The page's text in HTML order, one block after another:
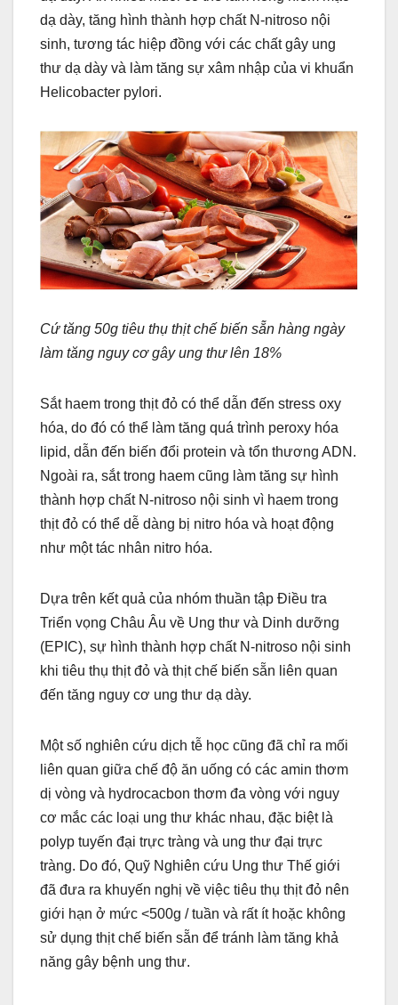
dạ dày, tăng hình thành hợp chất N-nitroso nội
sinh, tương tác hiệp đồng với các chất gây ung
thư dạ dày và làm tăng sự xâm nhập của vi khuẩn
Helicobacter pylori.
Cứ tăng 50g tiêu thụ thịt chế biến sẵn hàng ngày
làm tăng nguy cơ gây ung thư lên 18%
Sắt haem trong thịt đỏ có thể dẫn đến stress oxy
hóa, do đó có thể làm tăng quá trình peroxy hóa
lipid, dẫn đến biến đổi protein và tổn thương ADN.
Ngoài ra, sắt trong haem cũng làm tăng sự hình
thành hợp chất N-nitroso nội sinh vì haem trong
thịt đỏ có thể dễ dàng bị nitro hóa và hoạt động
như một tác nhân nitro hóa.
Dựa trên kết quả của nhóm thuần tập Điều tra
Triển vọng Châu Âu về Ung thư và Dinh dưỡng
(EPIC), sự hình thành hợp chất N-nitroso nội sinh
khi tiêu thụ thịt đỏ và thịt chế biến sẵn liên quan
đến tăng nguy cơ ung thư dạ dày.
Một số nghiên cứu dịch tễ học cũng đã chỉ ra mối
liên quan giữa chế độ ăn uống có các amin thơm
dị vòng và hydrocacbon thơm đa vòng với nguy
cơ mắc các loại ung thư khác nhau, đặc biệt là
polyp tuyến đại trực tràng và ung thư đại trực
tràng. Do đó, Quỹ Nghiên cứu Ung thư Thế giới
đã đưa ra khuyến nghị về việc tiêu thụ thịt đỏ nên
giới hạn ở mức <500g / tuần và rất ít hoặc không
sử dụng thịt chế biến sẵn để tránh làm tăng khả
năng gây bệnh ung thư.